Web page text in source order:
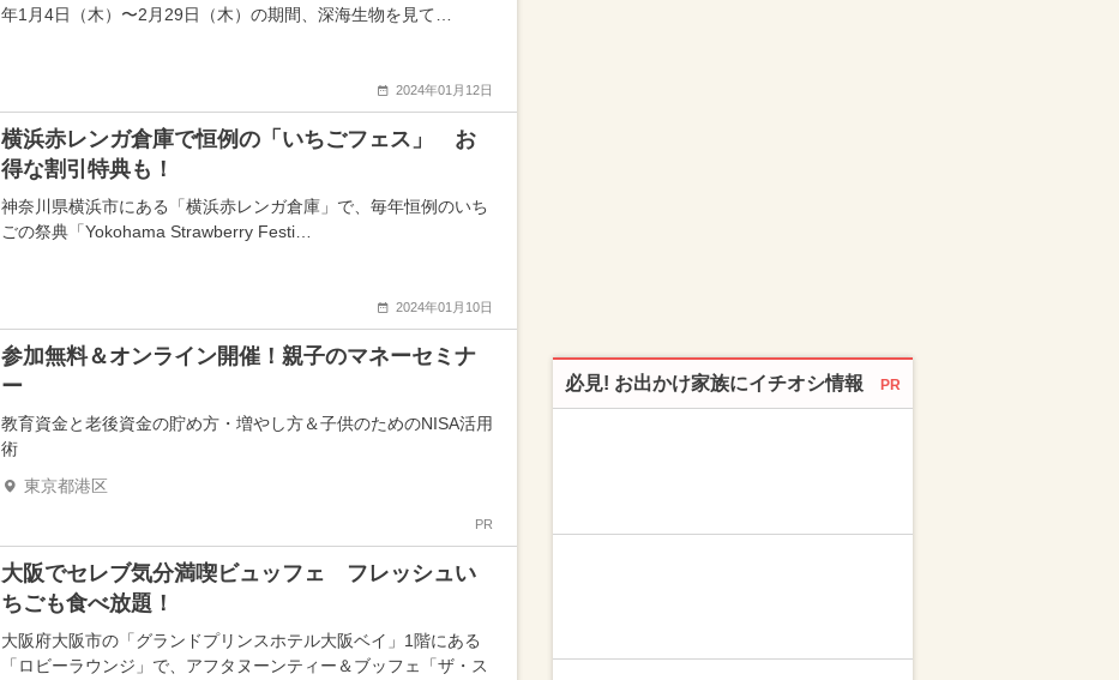
年1月4日（木）〜2月29日（木）の期間、深海生物を見て…
2024年01月12日
横浜赤レンガ倉庫で恒例の「いちごフェス」 お
得な割引特典も！
神奈川県横浜市にある「横浜赤レンガ倉庫」で、毎年恒例のいち
ごの祭典「Yokohama Strawberry Festi…
2024年01月10日
参加無料＆オンライン開催！親子のマネーセミナ
ー
教育資金と老後資金の貯め方・増やし方＆子供のためのNISA活用
術
東京都港区
PR
大阪でセレブ気分満喫ビュッフェ フレッシュい
ちごも食べ放題！
大阪府大阪市の「グランドプリンスホテル大阪ベイ」1階にある
「ロビーラウンジ」で、アフタヌーンティー＆ブッフェ「ザ・ス
必見! お出かけ家族にイチオシ情報 PR